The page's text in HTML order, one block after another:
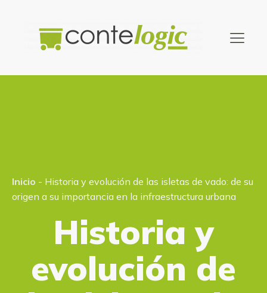
Inicio - Historia y evolución de las isletas de vado: de su
origen a su importancia en la infraestructura urbana
Historia y
evolución de